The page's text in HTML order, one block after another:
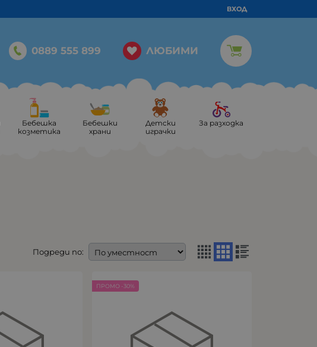
ВХОД
0889 555 899 ЛЮБИМИ
Бебешка
козметика
Бебешки
храни
Детски
играчки
За разходка
Подреди по:
ПРОМО -30%